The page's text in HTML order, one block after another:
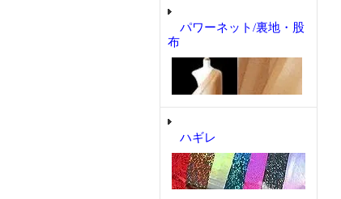
パワーネット/裏地・股
布
ハギレ